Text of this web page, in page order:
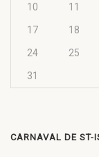
10 11
17 18
24 25
31
CARNAVAL DE ST-